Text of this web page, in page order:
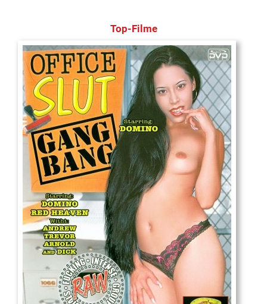
Top-Filme